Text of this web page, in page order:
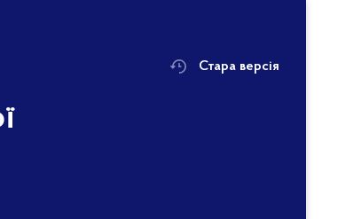
Стара версія